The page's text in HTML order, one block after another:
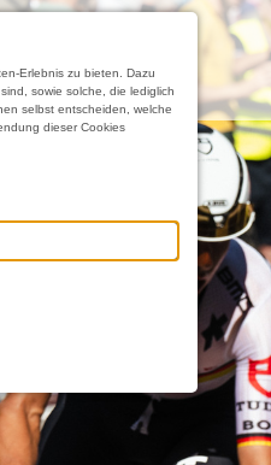
Erlebnis zu bieten. Dazu
sowie solche, die lediglich
selbst entscheiden, welche
dieser Cookies
notwendig und ermöglichen
können wir mit
Profil eingeloggt bleiben
Besuch unserer Seite